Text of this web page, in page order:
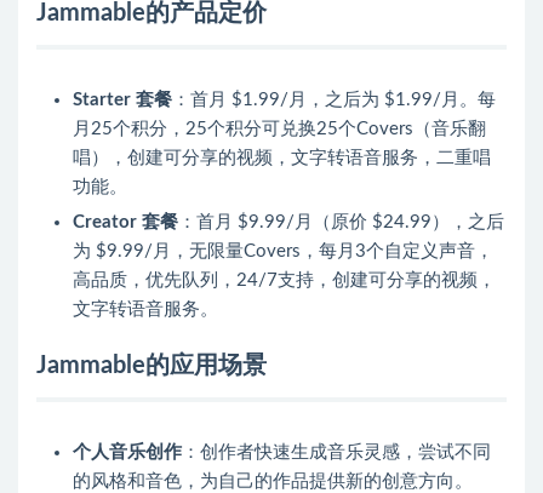
Jammable的产品定价
Starter 套餐 ：首月 $1.99/月，之后为 $1.99/月。每
月25个积分，25个积分可兑换25个Covers（音乐翻
唱），创建可分享的视频，文字转语音服务，二重唱
功能。
Creator 套餐 ：首月 $9.99/月（原价 $24.99），之后
为 $9.99/月，无限量Covers，每月3个自定义声音，
高品质，优先队列，24/7支持，创建可分享的视频，
文字转语音服务。
Jammable的应用场景
个人音乐创作 ：创作者快速生成音乐灵感，尝试不同
的风格和音色，为自己的作品提供新的创意方向。